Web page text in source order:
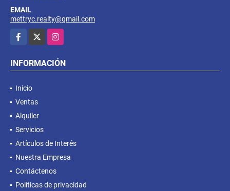
EMAIL
mettryc.realty@gmail.com
Facebook
Instagram
INFORMACIÓN
Inicio
Ventas
Alquiler
Servicios
Artículos de Interés
Nuestra Empresa
Contáctenos
Políticas de privacidad